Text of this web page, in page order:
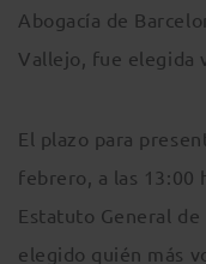
Abogacía de
Vallejo, fue elegida
El plazo para
febrero, a las 13:00
Estatuto General de
elegido quién más